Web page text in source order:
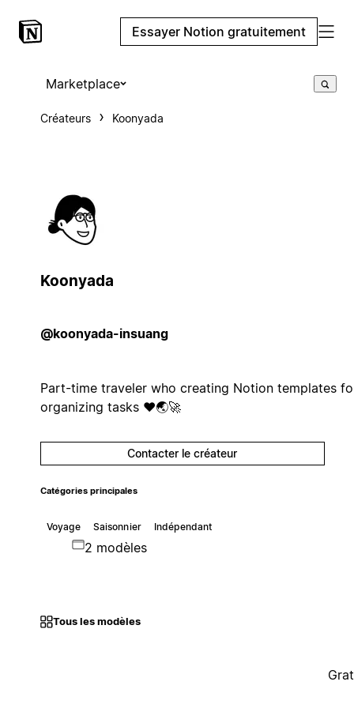
Essayer Notion gratuitement
Marketplace
Créateurs Koonyada
Koonyada
@koonyada-insuang
Part-time traveler who creating Notion templates
organizing tasks ❤️🌏🚀
Contacter le créateur
Catégories principales
Voyage Saisonnier Indépendant
2 modèles
Tous les modèles